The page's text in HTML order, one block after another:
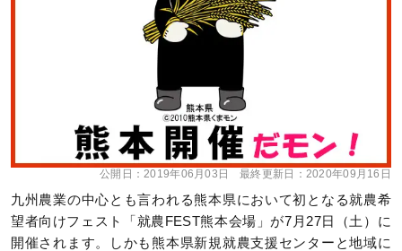
公開日：2019年06月03日 最終更新日： 2020年09月16日
九州農業の中心とも言われる熊本県において初となる就農希
望者向けフェスト「就農FEST熊本会場」が7月27日（土）に
開催されます。しかも熊本県新規就農支援センターと地域に